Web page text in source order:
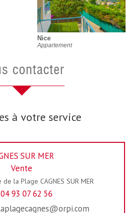
contacter
à votre service
SUR MER
Vente
de la Plage CAGNES SUR MER
04 93 07 62 56